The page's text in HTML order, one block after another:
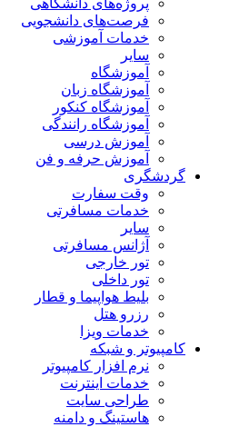
پروژه‌های دانشگاهی
فرصت‌های دانشجویی
خدمات آموزشی
سایر
آموزشگاه
آموزشگاه زبان
آموزشگاه کنکور
آموزشگاه رانندگی
آموزش درسی
آموزش حرفه و فن
گردشگری
وقت سفارت
خدمات مسافرتی
سایر
آژانس مسافرتی
تور خارجی
تور داخلی
بلیط هواپیما و قطار
رزرو هتل
خدمات ویزا
کامپیوتر و شبکه
نرم افزار کامپیوتر
خدمات اینترنت
طراحی سایت
هاستینگ و دامنه